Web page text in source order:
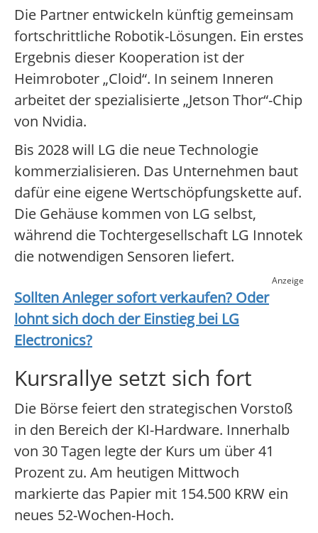
Die Partner entwickeln künftig gemeinsam
fortschrittliche Robotik-Lösungen. Ein erstes
Ergebnis dieser Kooperation ist der
Heimroboter „Cloid“. In seinem Inneren
arbeitet der spezialisierte „Jetson Thor“-Chip
von Nvidia.
Bis 2028 will LG die neue Technologie
kommerzialisieren. Das Unternehmen baut
dafür eine eigene Wertschöpfungskette auf.
Die Gehäuse kommen von LG selbst,
während die Tochtergesellschaft LG Innotek
die notwendigen Sensoren liefert.
Anzeige
Sollten Anleger sofort verkaufen? Oder
lohnt sich doch der Einstieg bei LG
Electronics?
Kursrallye setzt sich fort
Die Börse feiert den strategischen Vorstoß
in den Bereich der KI-Hardware. Innerhalb
von 30 Tagen legte der Kurs um über 41
Prozent zu. Am heutigen Mittwoch
markierte das Papier mit 154.500 KRW ein
neues 52-Wochen-Hoch.